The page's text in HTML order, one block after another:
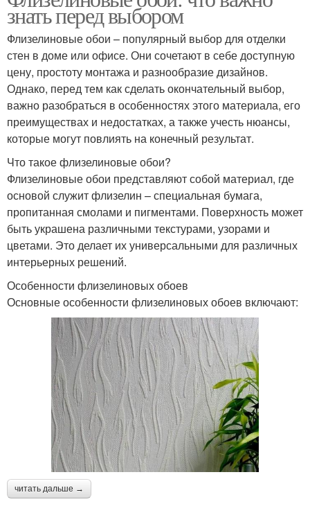
знать перед выбором
Флизелиновые обои – популярный выбор для отделки
стен в доме или офисе. Они сочетают в себе доступную
цену, простоту монтажа и разнообразие дизайнов.
Однако, перед тем как сделать окончательный выбор,
важно разобраться в особенностях этого материала, его
преимуществах и недостатках, а также учесть нюансы,
которые могут повлиять на конечный результат.
Что такое флизелиновые обои?
Флизелиновые обои представляют собой материал, где
основой служит флизелин – специальная бумага,
пропитанная смолами и пигментами. Поверхность может
быть украшена различными текстурами, узорами и
цветами. Это делает их универсальными для различных
интерьерных решений.
Особенности флизелиновых обоев
Основные особенности флизелиновых обоев включают:
читать дальше →